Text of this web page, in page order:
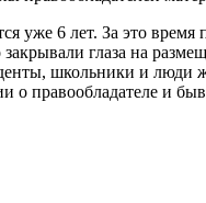
уже 6 лет. За это
глаза на
школьники и
о правообладателе и